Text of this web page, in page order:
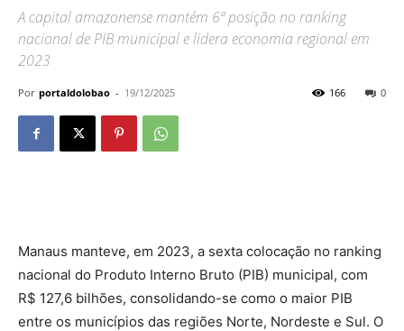
A capital amazonense mantém 6ª posição no ranking
nacional de PIB municipal e lidera economia regional em
2023
Por portaldolobao - 19/12/2025 0
166
Manaus manteve, em 2023, a sexta colocação no ranking
nacional do Produto Interno Bruto (PIB) municipal, com
R$ 127,6 bilhões, consolidando-se como o maior PIB
entre os municípios das regiões Norte, Nordeste e Sul. O